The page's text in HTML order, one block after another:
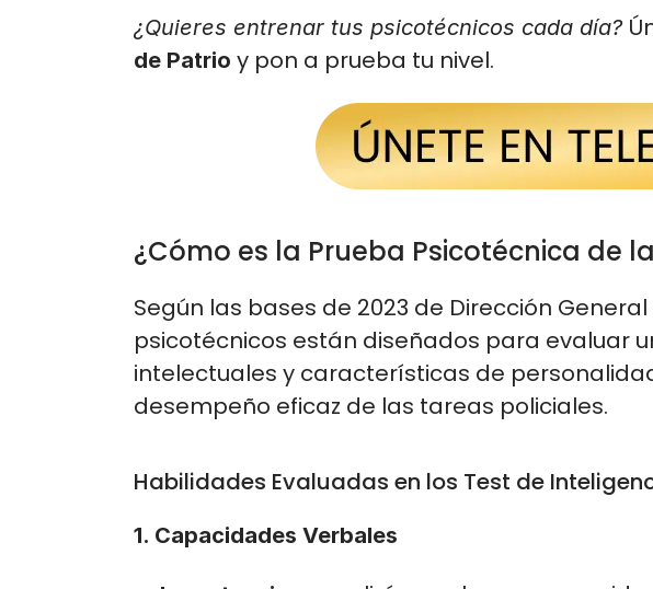
¿Quieres entrenar tus psicotécnicos cada día?
de Patrio y pon a prueba tu nivel.
¿Cómo es la Prueba Psicotécnica de
Según las bases de 2023 de Dirección
psicotécnicos están diseñados para evaluar
intelectuales y características de
desempeño eficaz de las tareas policiales.
Habilidades Evaluadas en los Test de
1. Capacidades Verbales